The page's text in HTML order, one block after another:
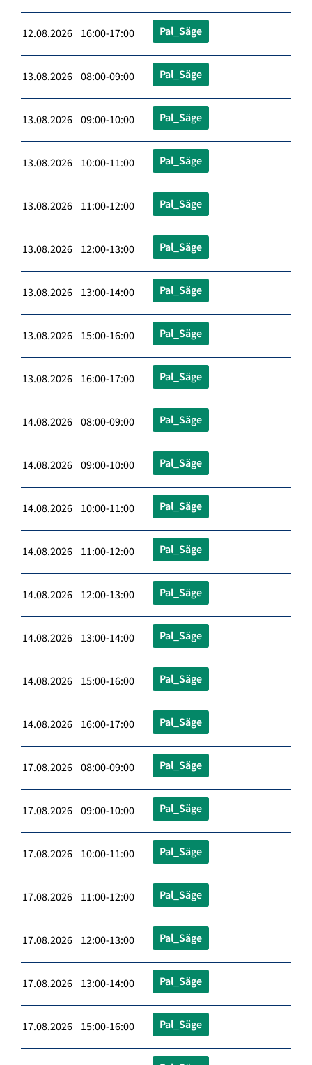
12.08.2026 16:00-17:00 Pal_Säge
13.08.2026 08:00-09:00 Pal_Säge
13.08.2026 09:00-10:00 Pal_Säge
13.08.2026 10:00-11:00 Pal_Säge
13.08.2026 11:00-12:00 Pal_Säge
13.08.2026 12:00-13:00 Pal_Säge
13.08.2026 13:00-14:00 Pal_Säge
13.08.2026 15:00-16:00 Pal_Säge
13.08.2026 16:00-17:00 Pal_Säge
14.08.2026 08:00-09:00 Pal_Säge
14.08.2026 09:00-10:00 Pal_Säge
14.08.2026 10:00-11:00 Pal_Säge
14.08.2026 11:00-12:00 Pal_Säge
14.08.2026 12:00-13:00 Pal_Säge
14.08.2026 13:00-14:00 Pal_Säge
14.08.2026 15:00-16:00 Pal_Säge
14.08.2026 16:00-17:00 Pal_Säge
17.08.2026 08:00-09:00 Pal_Säge
17.08.2026 09:00-10:00 Pal_Säge
17.08.2026 10:00-11:00 Pal_Säge
17.08.2026 11:00-12:00 Pal_Säge
17.08.2026 12:00-13:00 Pal_Säge
17.08.2026 13:00-14:00 Pal_Säge
17.08.2026 15:00-16:00 Pal_Säge